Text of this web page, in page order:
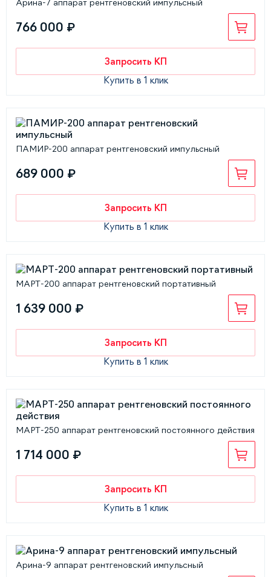
Арина-7 аппарат рентгеновский импульсный
766 000 ₽
Запросить КП
Купить в 1 клик
ПАМИР-200 аппарат рентгеновский импульсный
689 000 ₽
Запросить КП
Купить в 1 клик
МАРТ-200 аппарат рентгеновский портативный
1 639 000 ₽
Запросить КП
Купить в 1 клик
МАРТ-250 аппарат рентгеновский постоянного действия
1 714 000 ₽
Запросить КП
Купить в 1 клик
Арина-9 аппарат рентгеновский импульсный